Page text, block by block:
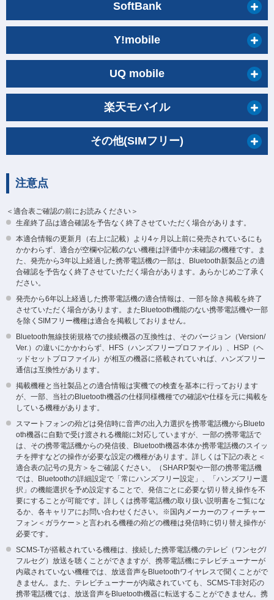
SoftBank
Y!mobile
UQ mobile
楽天モバイル
その他(SIMフリー)
注意点
＜適合表ご確認の前にお読みください＞
生産終了品は適合確認を予告なく終了させていただく場合があります。
本適合情報の更新月（右上に記載）より4ヶ月以上前に発売されているにも
かかわらず、適合が空欄や記載のない機種は評価中か未確認の機種です。ま
た、発売から3年以上経過した携帯電話機の一部は、Bluetooth新製品との適
合確認を予告なく終了させていただく場合があります。あらかじめご了承く
ださい。
発売から6年以上経過した携帯電話機の適合情報は、一部を除き掲載を終了
させていただく場合があります。またBluetooth機能のない携帯電話機や一部
を除くSIMフリー機種は適合を掲載しておりません。
Bluetooth無線技術規格での接続機器の互換性は、そのバージョン（Version/
Ver.）の違いにかかわらず、HFS（ハンズフリープロファイル）、HSP（ヘ
ッドセットプロファイル）が相互の機器に搭載されていれば、ハンズフリー
通信は互換性があります。
掲載機種と当社製品との適合情報は実機での検査を基本に行っております
が、一部、当社のBluetooth機器の仕様同様機種での確認や仕様を元に掲載を
している機種があります。
スマートフォンの殆どは発信時に音声の出入力選択を携帯電話機からBlueto
oth機器に自動で受け渡される機能に対応していますが、一部の携帯電話で
は、その携帯電話機からの発信後、Bluetooth機器本体か携帯電話機のスイッ
チを押すなどの操作が必要な設定の機種があります。詳しくは下記の表と＜
適合表の記号の見方＞をご確認ください。（SHARP製や一部の携帯電話機
では、Bluetoothの詳細設定で「常にハンズフリー設定」、「ハンズフリー選
択」の機能選択を予め設定することで、発信ごとに必要な切り替え操作を不
要にすることが可能です。詳しくは携帯電話機の取り扱い説明書をご覧にな
るか、各キャリアにお問い合わせください。※国内メーカーのフィーチャー
フォン＜ガラケー＞と言われる機種の殆どの機種は発信時に切り替え操作が
必要です。
SCMS-Tが搭載されている機種は、接続した携帯電話機のテレビ（ワンセグ/
フルセグ）放送を聴くことができますが、携帯電話機にテレビチューナーが
内蔵されていない機種では、放送音声をBluetoothワイヤレスで聞くことがで
きません。また、テレビチューナーが内蔵されていても、SCMS-T非対応の
携帯電話機では、放送音声をBluetooth機器に転送することができません。携